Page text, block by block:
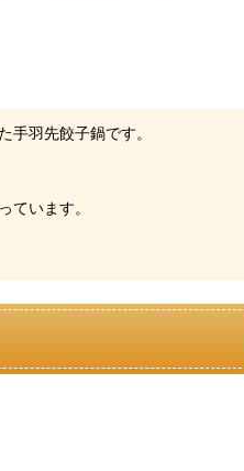
手羽先餃子鍋です。
ています。